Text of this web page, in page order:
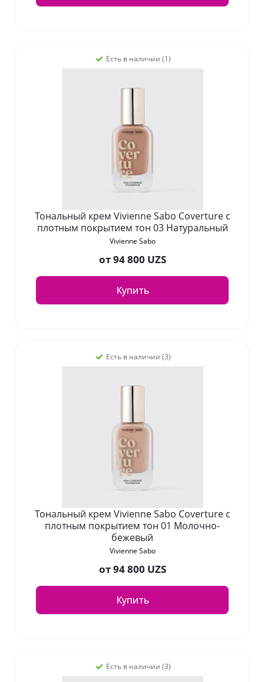
Есть в наличии (1)
Тональный крем Vivienne Sabo Coverture с
плотным покрытием тон 03 Натуральный
Vivienne Sabo
от94 800 UZS
Купить
Есть в наличии (3)
Тональный крем Vivienne Sabo Coverture с
плотным покрытием тон 01 Молочно-
бежевый
Vivienne Sabo
от94 800 UZS
Купить
Есть в наличии (3)